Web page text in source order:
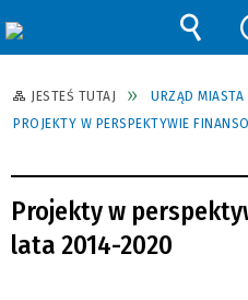
JESTEŚ TUTAJ URZĄD MIASTA
PROJEKTY W PERSPEKTYWIE
Projekty w
lata 2014-2020